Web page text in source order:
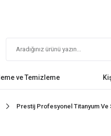
ve Temizleme
Prestij Profesyonel Titanyum Ve